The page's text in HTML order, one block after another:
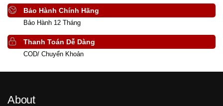
Bảo Hành Chính Hãng
Bảo Hành 12 Tháng
Thanh Toán Dễ Dàng
COD/ Chuyển Khoản
About